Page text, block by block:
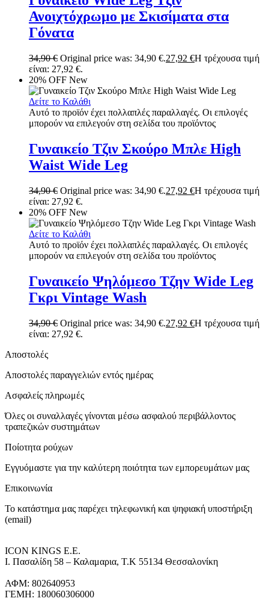
Ανοιχτόχρωμο με Σκισίματα στα
Γόνατα
34,90€ Original price was: 34,90 €.27,92 €Η τρέχουσα τιμή
είναι: 27,92 €.
20% OFF New
Δείτε το Καλάθι
Αυτό το προϊόν έχει πολλαπλές παραλλαγές. Οι επιλογές
μπορούν να επιλεγούν στη σελίδα του προϊόντος
Γυναικείο Τζιν Σκούρο Μπλε High
Waist Wide Leg
34,90€ Original price was: 34,90 €.27,92 €Η τρέχουσα τιμή
είναι: 27,92 €.
20% OFF New
Δείτε το Καλάθι
Αυτό το προϊόν έχει πολλαπλές παραλλαγές. Οι επιλογές
μπορούν να επιλεγούν στη σελίδα του προϊόντος
Γυναικείο Ψηλόμεσο Τζην Wide Leg
Γκρι Vintage Wash
34,90€ Original price was: 34,90 €.27,92 €Η τρέχουσα τιμή
είναι: 27,92 €.
Αποστολές
Αποστολές παραγγελιών εντός ημέρας
Ασφαλείς πληρωμές
Όλες οι συναλλαγές γίνονται μέσω ασφαλού περιβάλλοντος
τραπεζικών συστημάτων
Ποίοτητα ρούχων
Εγγυόμαστε για την καλύτερη ποιότητα των εμπορευμάτων μας
Επικοινωνία
Το κατάστημα μας παρέχει τηλεφωνική και ψηφιακή υποστήριξη
(email)
ICON KINGS Ε.Ε.
Ι. Πασαλίδη 58 – Καλαμαρια, Τ.Κ 55134 Θεσσαλονίκη
ΑΦΜ: 802640953
ΓΕΜΗ: 180060306000